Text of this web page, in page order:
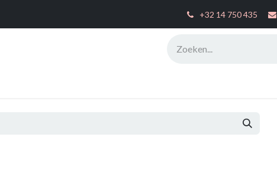
+32 14 750 435